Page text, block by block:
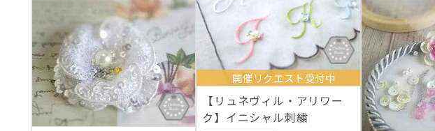
開催リクエスト受付中
【リュネヴィル・アリワー
ク】イニシャル刺繍